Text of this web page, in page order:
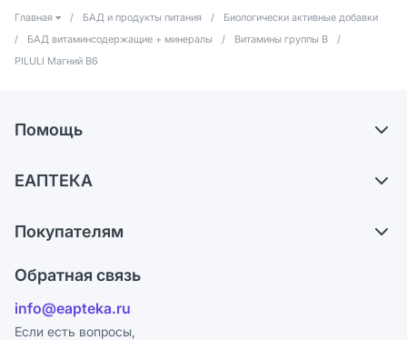
Главная / БАД и продукты питания /
Биологически активные добавки
/
БАД витаминсодержащие + минералы / Витамины группы В
/
PILULI Магний В6
Помощь
Самовывоз из аптек
Ответы на вопросы
Блог
ЕАПТЕКА
Карьера
Поставщики
Лицензия
Реклама на сайте
Покупателям
Программа СберСпасибо
Обратная связь
info@eapteka.ru
Если есть вопросы,